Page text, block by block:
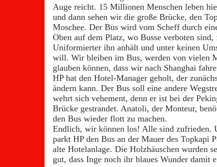
Auge reicht. 15 Millionen Menschen leben
und dann sehen wir die große Brücke, den
Moschee. Der Bus wird vom Scheff durch
Oben auf dem Platz, wo Busse verboten
Uniformierter ihn anhält und unter keinen
will. Wir bleiben im Bus, werden von vielen
glauben können, dass wir nach Shanghai
HP hat den Hotel-Manager geholt, der
ändern kann. Der Bus soll eine andere
wehrt sich vehement, denn er ist bei der
Brücke gestrandet. Anatoli, der Monteur,
den Bus wieder flott zu machen.
Endlich, wir können los! Alle sind
parkt HP den Bus an der Mauer des Topkapi
alte Hotelanlage. Die Holzhäuschen wurden
gut, dass Inge noch ihr blaues Wunder damit